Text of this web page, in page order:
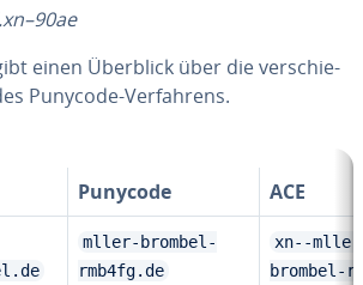
einen Überblick über die ver­schie­
Punycode-Ver­fah­rens.
Punycode
ACE
mller-brombel-
rmb4fg.de
xn--
brombel-